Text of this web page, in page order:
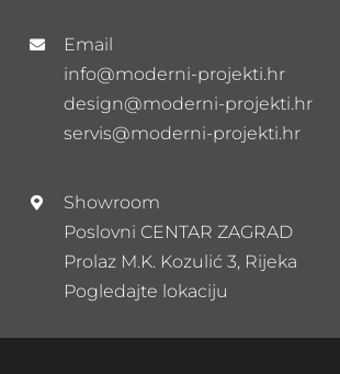
Email
info@moderni-projekti.hr
design@moderni-projekti.hr
servis@moderni-projekti.hr
Showroom
Poslovni CENTAR ZAGRAD
Prolaz M.K. Kozulić 3, Rijeka
Pogledajte lokaciju